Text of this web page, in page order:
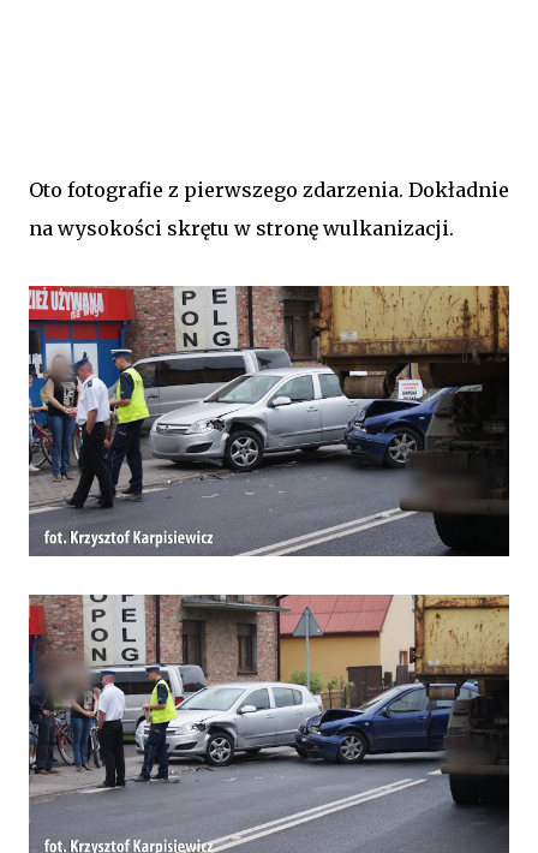
Oto fotografie z pierwszego zdarzenia. Dokładnie
na wysokości skrętu w stronę wulkanizacji.